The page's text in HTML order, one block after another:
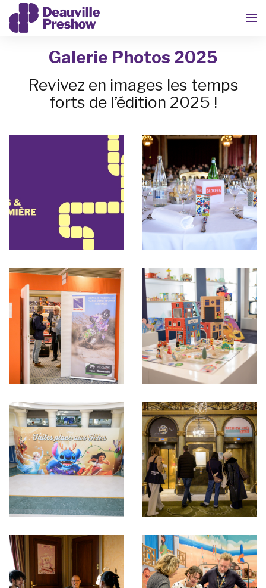
Galerie Photos 2025
Revivez en images les temps
forts de l’édition 2025 !